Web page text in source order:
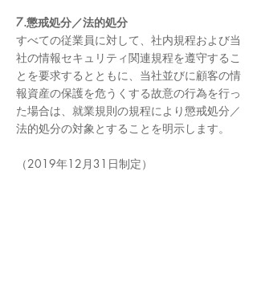
7.懲戒処分／法的処分
すべての従業員に対して、社内規程および当
社の情報セキュリティ関連規程を遵守するこ
とを要求するとともに、当社並びに顧客の情
報資産の保護を危うくする故意の行為を行っ
た場合は、就業規則の規程により懲戒処分／
法的処分の対象とすることを明示します。
（2019年12月31日制定）